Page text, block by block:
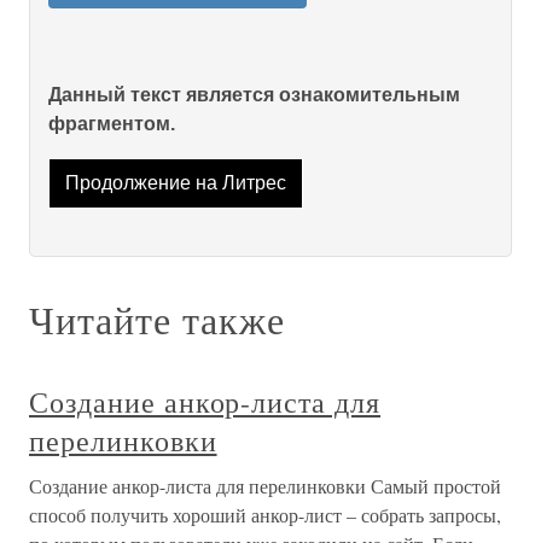
Данный текст является ознакомительным
фрагментом.
Продолжение на Литрес
Читайте также
Создание анкор-листа для
перелинковки
Создание анкор-листа для перелинковки Самый простой
способ получить хороший анкор-лист – собрать запросы,